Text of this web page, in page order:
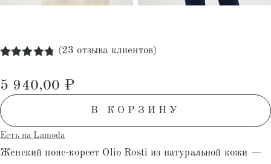
на основе
опроса
пользователей
(23 отзыва клиентов)
5 940,00 ₽
В КОРЗИНУ
Есть на Lamoda
Женский пояс-корсет Olio Rosti из натуральной кожи —